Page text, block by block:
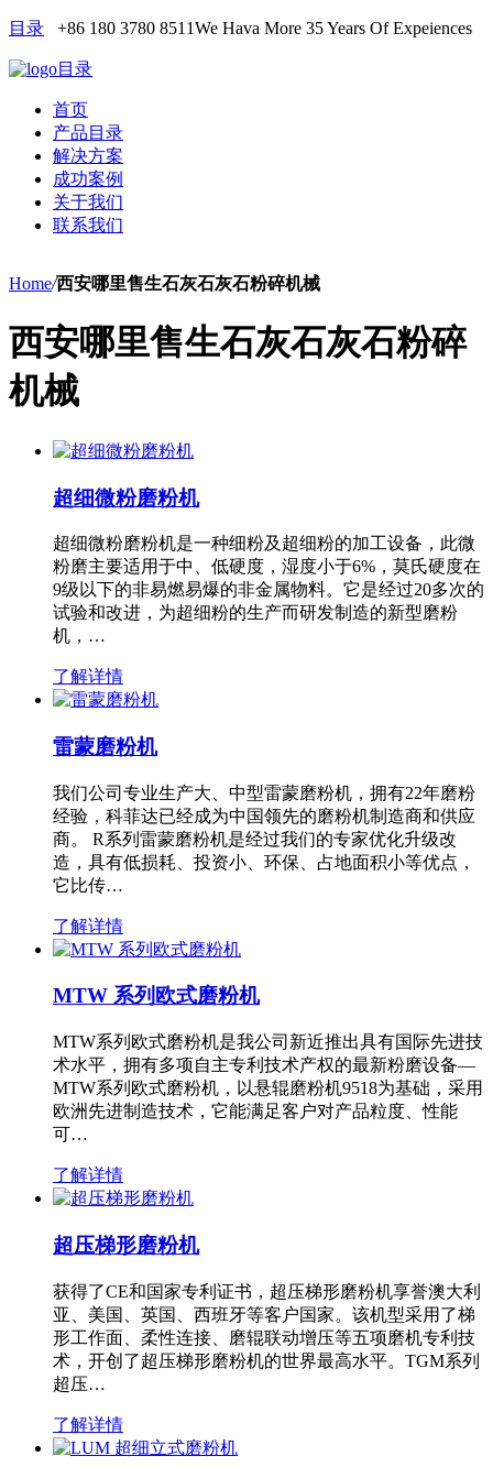
目录 +86 180 3780 8511We Hava More 35 Years Of Expeiences
目录
首页
产品目录
解决方案
成功案例
关于我们
联系我们
Home/西安哪里售生石灰石灰石粉碎机械
西安哪里售生石灰石灰石粉碎
机械
超细微粉磨粉机
超细微粉磨粉机是一种细粉及超细粉的加工设备，此微
粉磨主要适用于中、低硬度，湿度小于6%，莫氏硬度在
9级以下的非易燃易爆的非金属物料。它是经过20多次的
试验和改进，为超细粉的生产而研发制造的新型磨粉
机，…
了解详情
雷蒙磨粉机
我们公司专业生产大、中型雷蒙磨粉机，拥有22年磨粉
经验，科菲达已经成为中国领先的磨粉机制造商和供应
商。 R系列雷蒙磨粉机是经过我们的专家优化升级改
造，具有低损耗、投资小、环保、占地面积小等优点，
它比传…
了解详情
MTW 系列欧式磨粉机
MTW系列欧式磨粉机是我公司新近推出具有国际先进技
术水平，拥有多项自主专利技术产权的最新粉磨设备—
MTW系列欧式磨粉机，以悬辊磨粉机9518为基础，采用
欧洲先进制造技术，它能满足客户对产品粒度、性能
可…
了解详情
超压梯形磨粉机
获得了CE和国家专利证书，超压梯形磨粉机享誉澳大利
亚、美国、英国、西班牙等客户国家。该机型采用了梯
形工作面、柔性连接、磨辊联动增压等五项磨机专利技
术，开创了超压梯形磨粉机的世界最高水平。TGM系列
超压…
了解详情